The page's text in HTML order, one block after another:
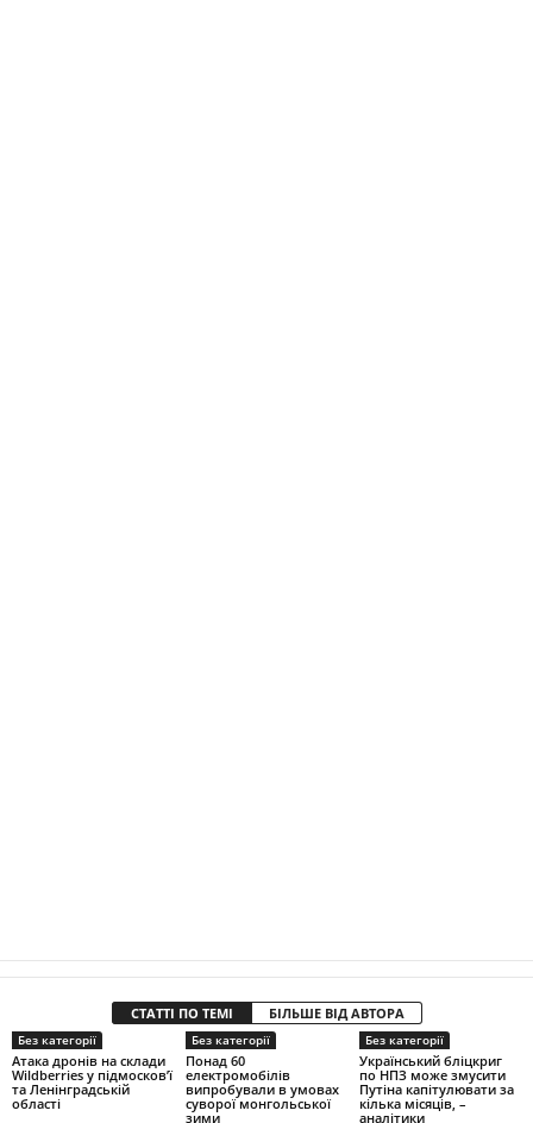
СТАТТІ ПО ТЕМІ БІЛЬШЕ ВІД АВТОРА
Без категорії
Атака дронів на склади
Wildberries у підмосков’ї
та Ленінградській
області
Без категорії
Понад 60
електромобілів
випробували в умовах
суворої монгольської
зими
Без категорії
Український бліцкриг
по НПЗ може змусити
Путіна капітулювати за
кілька місяців, –
аналітики